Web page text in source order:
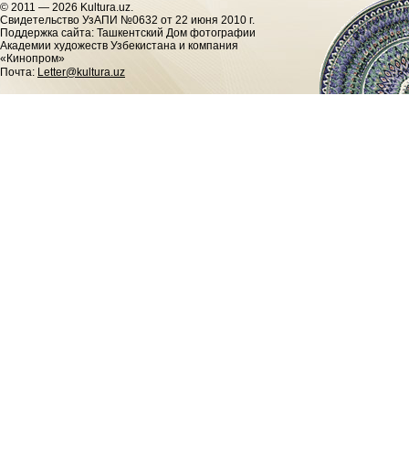
© 2011 — 2026 Kultura.uz.
Cвидетельство УзАПИ №0632 от 22 июня 2010 г.
Поддержка сайта: Ташкентский Дом фотографии
Академии художеств Узбекистана и компания
«Кинопром»
Почта: Letter@kultura.uz